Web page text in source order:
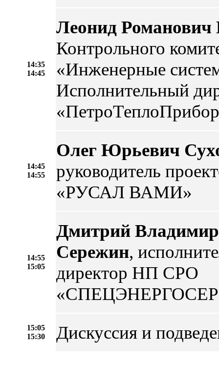
14:35
14:45
Леонид Романович
Контрольного
«Инженерные
Исполнительный
14:45
14:55
Олег Юрьевич
руководитель
«РУСАЛ ВАМИ»
14:55
15:05
Дмитрий
Сережин,
директор НП СРО
15:05
15:30
Дискуссия и